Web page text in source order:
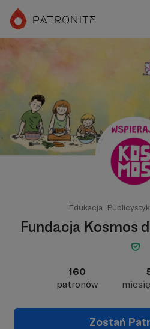
Edukacja
Fundacja Kosmos
160
patronów
Zostań